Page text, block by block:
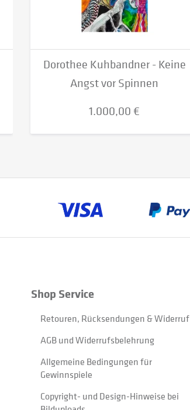
Dorothee Kuhbandner - Keine
Angst vor Spinnen
1.000,00 €
Shop Service
Retouren, Rücksendungen & Widerruf
AGB und Widerrufsbelehrung
Allgemeine Bedingungen für
Gewinnspiele
Copyright- und Design-Hinweise bei